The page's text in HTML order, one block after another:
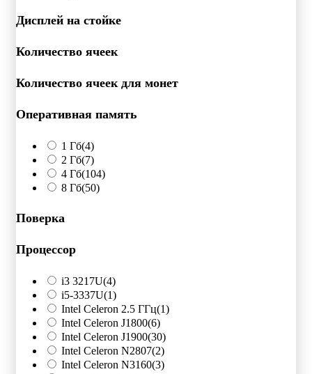
Дисплей на стойке
Количество ячеек
Количество ячеек для монет
Оперативная память
1 Гб(4)
2 Гб(7)
4 Гб(104)
8 Гб(50)
Поверка
Процессор
i3 3217U(4)
i5-3337U(1)
Intel Celeron 2.5 ГГц(1)
Intel Celeron J1800(6)
Intel Celeron J1900(30)
Intel Celeron N2807(2)
Intel Celeron N3160(3)